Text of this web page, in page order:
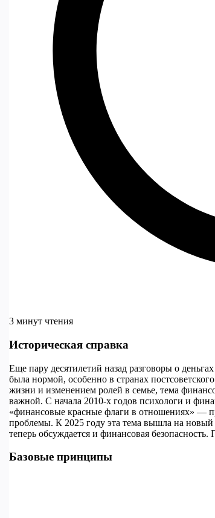
3 минут чтения
Историческая справка
Еще пару десятилетий назад разговоры о
была нормой, особенно в странах
жизни и изменением ролей в семье, тема
важной. С начала 2010-х годов психологи и
«финансовые красные флаги в отношениях» —
проблемы. К 2025 году эта тема вышла на новый
теперь обсуждается и финансовая
Базовые принципы